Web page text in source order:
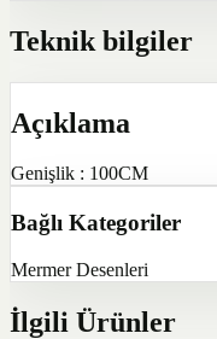
Teknik bilgiler
Açıklama
Genişlik : 100CM
Bağlı Kategoriler
Mermer Desenleri
İlgili Ürünler